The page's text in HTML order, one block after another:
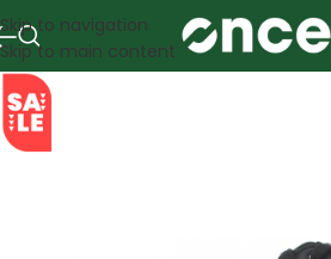
Skip to navigation
Skip to main content
SALE